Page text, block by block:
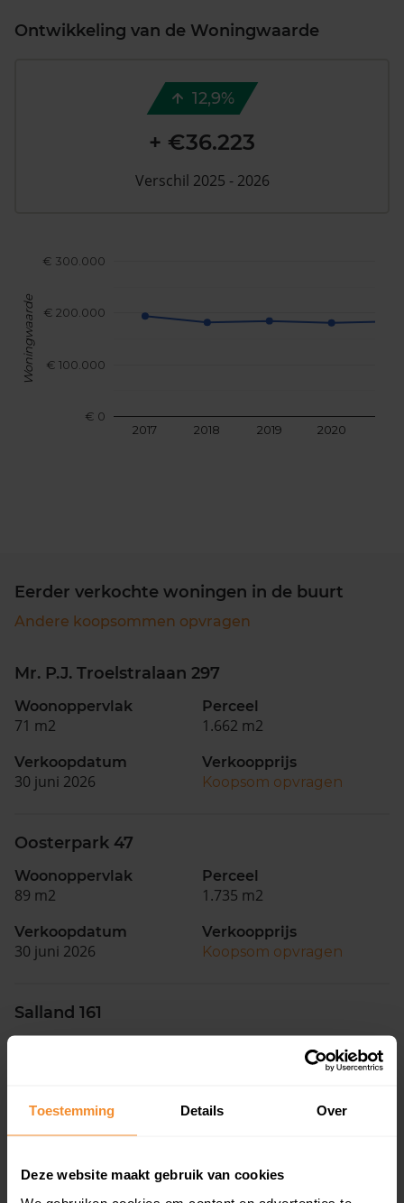
Toestemming Details Over
Deze website maakt gebruik van cookies
Ontwikkeling van de Woningwaarde
2017 2018 2019 2020
€ 0
€ 100.000
€ 200.000
€ 300.000
Woningwaarde
12,9%
+ €36.223
Verschil 2025 - 2026
Eerder verkochte woningen in de buurt
Andere koopsommen opvragen
Mr. P.J. Troelstralaan 297
Woonoppervlak
71 m2
Perceel
1.662 m2
Verkoopdatum
30 juni 2026
Verkoopprijs
Koopsom opvragen
Oosterpark 47
Woonoppervlak
89 m2
Perceel
1.735 m2
Verkoopdatum
30 juni 2026
Verkoopprijs
Koopsom opvragen
Salland 161
Verkoopdatum
30 juni 2026
Verkoopprijs
Koopsom opvragen
Gerard Doustraat 53